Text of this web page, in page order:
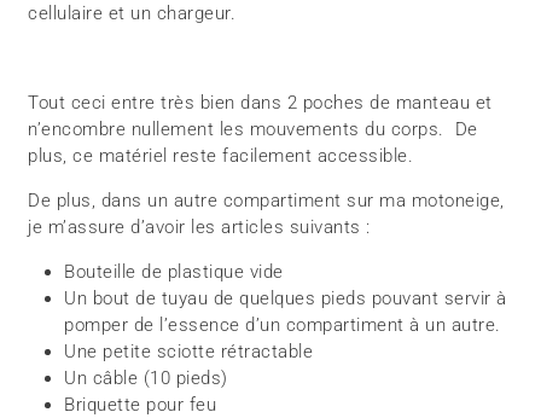
cellulaire et un chargeur.
Tout ceci entre très bien dans 2 poches de manteau et
n’encombre nullement les mouvements du corps. De
plus, ce matériel reste facilement accessible.
De plus, dans un autre compartiment sur ma motoneige,
je m’assure d’avoir les articles suivants :
Bouteille de plastique vide
Un bout de tuyau de quelques pieds pouvant servir à
pomper de l’essence d’un compartiment à un autre.
Une petite sciotte rétractable
Un câble (10 pieds)
Briquette pour feu